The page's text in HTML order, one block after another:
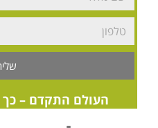
העולם התקדם – כך